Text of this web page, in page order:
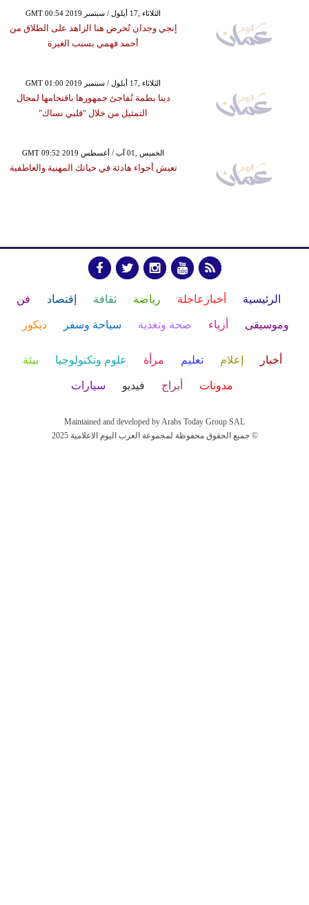
GMT 00:54 2019 الثلاثاء ,17 أيلول / سبتمبر
إنجي وجدان تُحرض هنا الزاهد على الطلاق من
أحمد فهمي بسبب الغيرة
GMT 01:00 2019 الثلاثاء ,17 أيلول / سبتمبر
دينا بطمة تُفاجئ جمهورها باقتحامها لمجال
التمثيل من خلال "قلبي نساك"
GMT 09:52 2019 الخميس ,01 آب / أغسطس
تعيش أجواء هادئة في حياتك المهنية والعاطفية
الرئيسية أخبارعاجلة رياضة ثقافة إقتصاد فن
وموسيقى أزياء صحة وتغذية سياحة وسفر ديكور
أخبار إعلام تعليم مرأة علوم وتكنولوجيا بيئة
مدونات أبراج فيديو سيارات
Maintained and developed by Arabs Today Group SAL
جميع الحقوق محفوظة لمجموعة العرب اليوم الاعلامية 2025 ©